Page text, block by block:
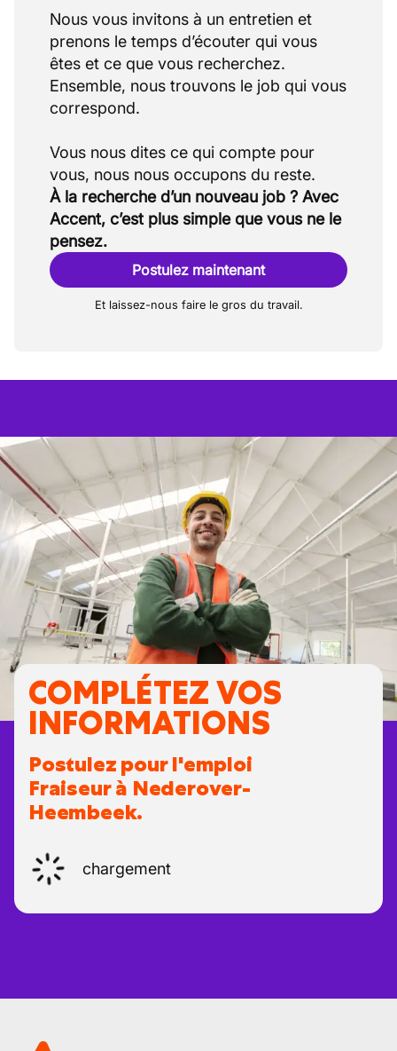
Nous vous invitons à un entretien et
prenons le temps d’écouter qui vous
êtes et ce que vous recherchez.
Ensemble, nous trouvons le job qui vous
correspond.
Vous nous dites ce qui compte pour
À la recherche d’un nouveau job ? Avec
Accent, c’est plus simple que vous ne le
pensez.
Postulez maintenant
Et laissez-nous faire le gros du travail.
COMPLÉTEZ VOS
INFORMATIONS
Postulez pour l'emploi
Fraiseur à Nederover-
Heembeek.
chargement